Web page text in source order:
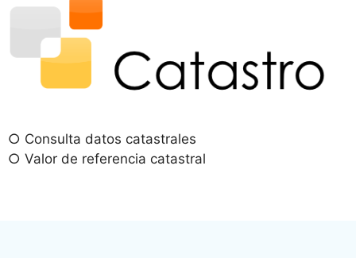
○ Consulta datos catastrales
○ Valor de referencia catastral